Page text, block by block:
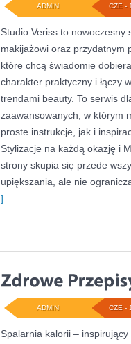
CZE -
ADMIN
Studio Veriss to nowoczesny
makijażowi oraz przydatnym
które chcą świadomie
charakter praktyczny i łączy
trendami beauty. To serwis
zaawansowanych, w którym
proste instrukcje, jak i
Stylizacje na każdą okazję i
strony skupia się przede
upiększania, ale nie
]
CZE -
ADMIN
Spalarnia kalorii –